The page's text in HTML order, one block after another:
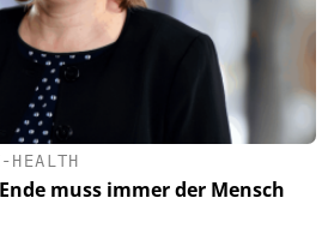
HEALTH
muss immer der Mensch